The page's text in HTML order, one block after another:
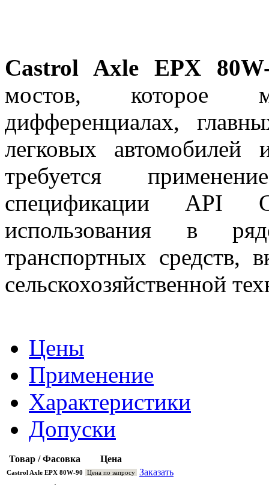
Castrol Axle EPX
мостов, которое
дифференциалах,
легковых автомобилей
требуется
спецификации
использования в
транспортных средств,
сельскохозяйственной
Цены
Применение
Характеристики
Допуски
Товар / Фасовка Цена
Castrol Axle EPX 80W-90 Цена по запросу Заказать